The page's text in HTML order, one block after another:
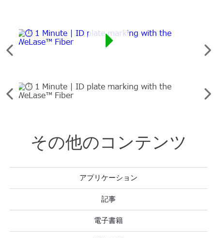
前
を
さ
打
次
を
前
し
く
さ
次
その他のコンテンツ
アプリケーション
記事
電子書籍